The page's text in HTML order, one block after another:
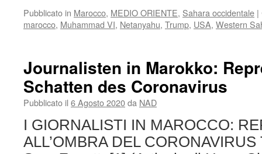
Pubblicato in Marocco, MEDIO ORIENTE, Sahara occidentale |
marocco, Muhammad VI, Netanyahu, Trump, USA, Western
Journalisten in Marokko:
Schatten des Coronavirus
Pubblicato il 6 Agosto 2020da NAD
I GIORNALISTI IN MAROCCO:
ALL’OMBRA DEL